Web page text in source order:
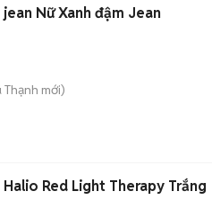
Nữ Xanh đậm Jean
Thạnh mới)
Red Light Therapy Trắng